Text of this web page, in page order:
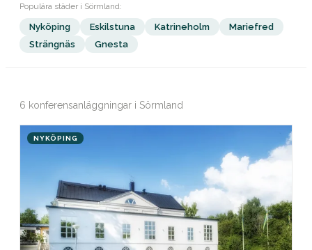
Populära städer i Sörmland:
Nyköping Eskilstuna Katrineholm
Mariefred
Strängnäs
Gnesta
6 konferensanläggningar i Sörmland
NYKÖPING